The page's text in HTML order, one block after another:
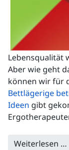
Lebensqualität
Aber wie geht
können wir für
Bettlägerige
Ideen gibt
Weiterlesen …